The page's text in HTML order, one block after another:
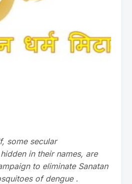
some secular
in their names, are
to eliminate Sanatan
of dengue .